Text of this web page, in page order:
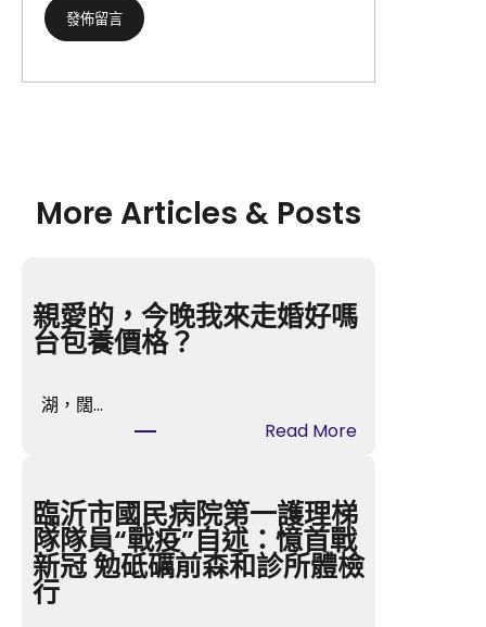
More Articles & Posts
親愛的，今晚我來走婚好嗎
台包養價格？
湖，闊…
Read More:
的，
今
晚
我
臨沂市國民病院第一護理梯
隊隊員“戰疫”自述：憶首戰
新冠 勉砥礪前森和診所體檢
行